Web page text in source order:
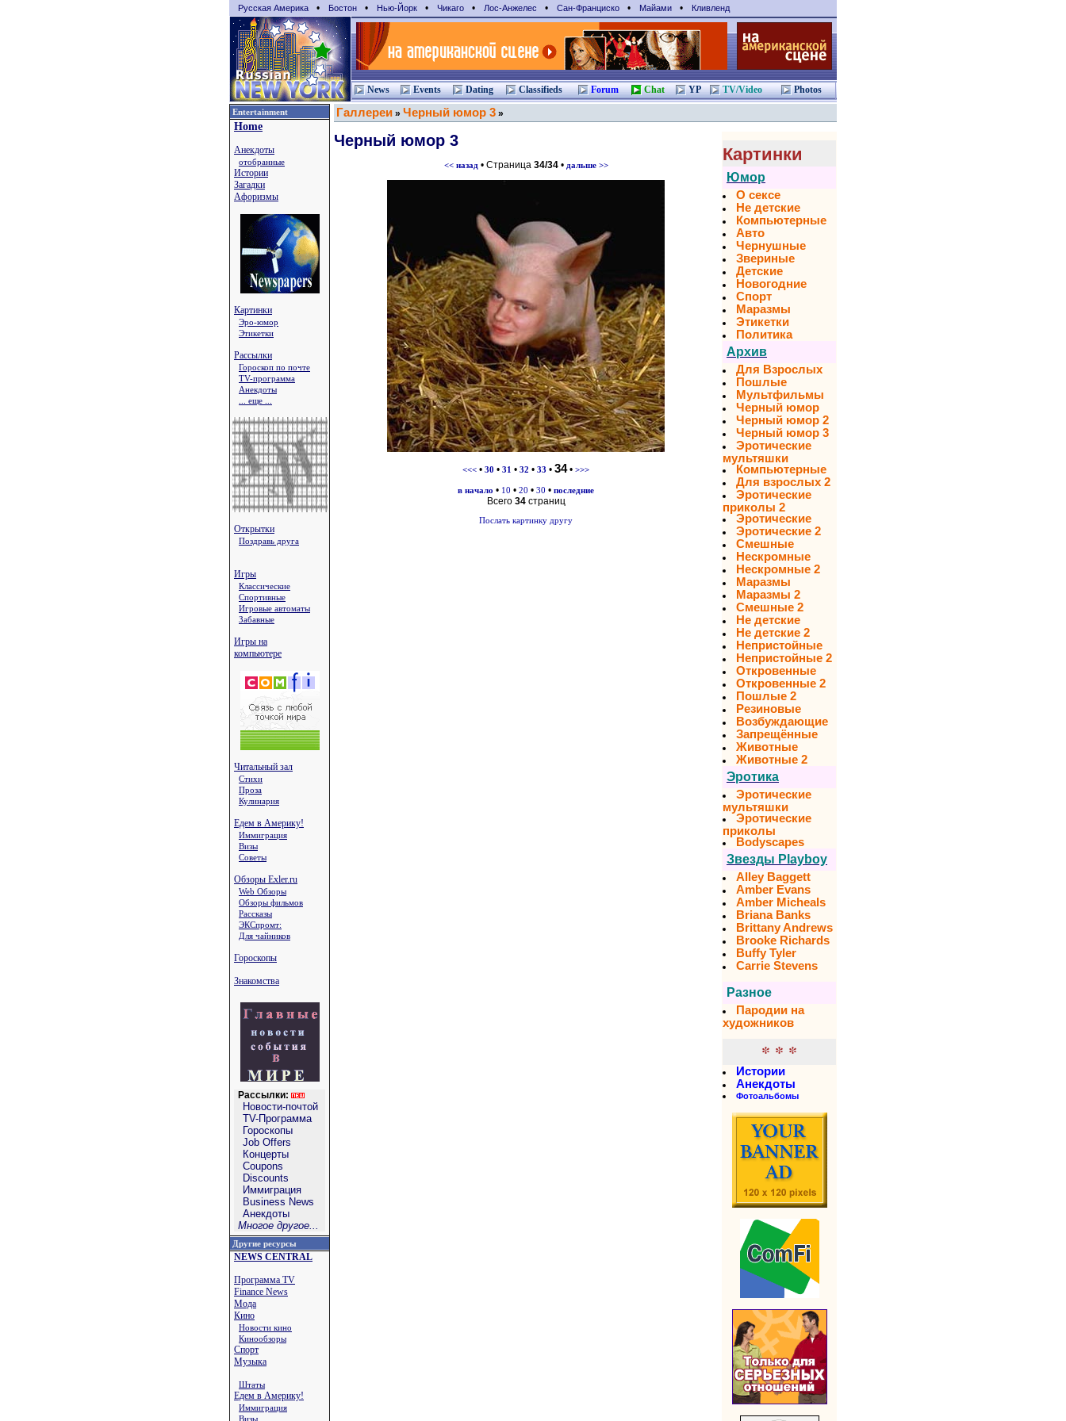
Русская Америка • Бостон • Нью-Йорк • Чикаго • Лос-Анжелес • Сан-Франциcко • Майами • Кливленд
News Events Dating Classifieds Forum Chat YP TV/Video Photos
Entertainment
Home
Анекдоты
отобранные
Истории
Загадки
Афоризмы
Картинки
Эро-юмор
Этикетки
Рассылки
Гороскоп по почте
TV-программа
Анекдоты
... еще ...
Открытки
Поздравь друга
Игры
Классические
Спортивные
Игровые автоматы
Забавные
Игры на
компьютере
Читальный зал
Стихи
Проза
Кулинария
Едем в Америку!
Иммиграция
Визы
Советы
Обзоры Exler.ru
Web Обзоры
Обзоры фильмов
Рассказы
ЭКСпромт:
Для чайников
Гороскопы
Знакомства
Рассылки:
Новости-почтой
TV-Программа
Гороскопы
Job Offers
Концерты
Coupons
Discounts
Иммиграция
Business News
Анекдоты
Многое другое...
Другие ресурсы
NEWS CENTRAL
Программа TV
Finance News
Мода
Кино
Новости кино
Кинообзоры
Спорт
Музыка
Штаты
Едем в Америку!
Иммиграция
Визы
Галлереи » Черный юмор 3 »
Черный юмор 3
<< назад• Страница 34/34• дальше >>
<<< • 30 • 31 • 32 • 33 • 34• >>>
в начало • 10 • 20 • 30 • последние
Всего 34страниц
Послать картинку другу
Картинки
Юмор
О сексе
Не детские
Компьютерные
Авто
Чернушные
Звериные
Детские
Новогодние
Спорт
Маразмы
Этикетки
Политика
Архив
Для Взрослых
Пошлые
Мультфильмы
Черный юмор
Черный юмор 2
Черный юмор 3
Эротические
мультяшки
Компьютерные
Для взрослых 2
Эротические
приколы 2
Эротические
Эротические 2
Смешные
Нескромные
Нескромные 2
Маразмы
Маразмы 2
Смешные 2
Не детские
Не детские 2
Непристойные
Непристойные 2
Откровенные
Откровенные 2
Пошлые 2
Резиновые
Возбуждающие
Запрещённые
Животные
Животные 2
Эротика
Эротические
мультяшки
Эротические
приколы
Bodyscapes
Звезды Playboy
Alley Baggett
Amber Evans
Amber Micheals
Briana Banks
Brittany Andrews
Brooke Richards
Buffy Tyler
Carrie Stevens
Разное
Пародии на
художников
* * *
Истории
Анекдоты
Фотоальбомы